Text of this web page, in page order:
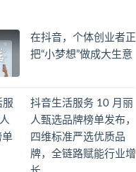
在抖音，个体创业者正
把“小梦想”做成大生意
抖音生活服务 10 月丽
人甄选品牌榜单发布，
四维标准严选优质品
牌，全链路赋能行业增